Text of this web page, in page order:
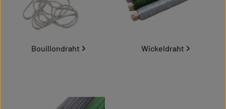
Bouillondraht Wickeldraht